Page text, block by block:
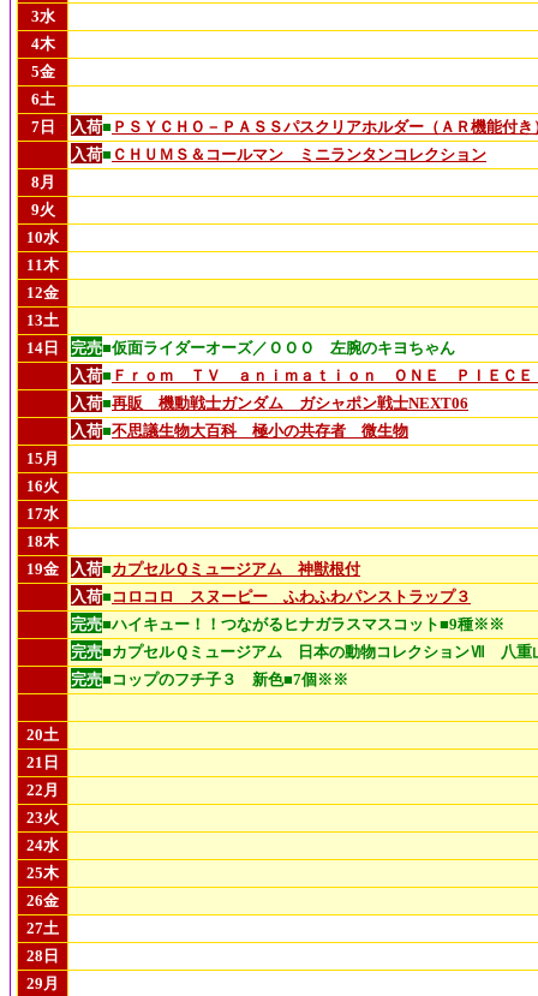
3水
4木
5金
6土
7日
入荷■ ＰＳＹＣＨＯ－ＰＡＳＳパスクリアホルダー（ＡＲ機能付き
入荷■ ＣＨＵＭＳ＆コールマン ミニランタンコレクション
8月
9火
10水
11木
12金
13土
14日
完売■仮面ライダーオーズ／ＯＯＯ 左腕のキヨちゃん
入荷■ Ｆｒｏｍ ＴＶ ａｎｉｍａｔｉｏｎ ＯＮＥ ＰＩＥＣＥ
入荷■再販 機動戦士ガンダム ガシャポン戦士NEXT06
入荷■不思議生物大百科 極小の共存者 微生物
15月
16火
17水
18木
19金
入荷■カプセルＱミュージアム 神獣根付
入荷■ コロコロ スヌーピー ふわふわパンストラップ３
完売■ハイキュー！！つながるヒナガラスマスコット■9種※※
完売■カプセルＱミュージアム 日本の動物コレクションⅦ 八重
完売■コップのフチ子３ 新色■7個※※
20土
21日
22月
23火
24水
25木
26金
27土
28日
29月